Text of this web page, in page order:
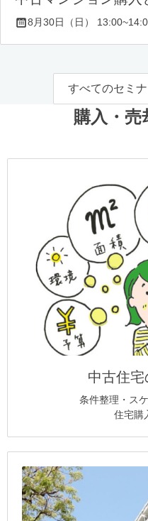
8月30日（日）
すべてのセミ
購入・売
中古住
条件整理・ス
住宅購